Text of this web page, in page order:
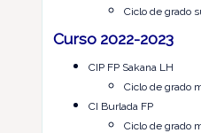
Ciclo de grado
Curso 2022-2023
CIP FP Sakana LH
Ciclo de grado
CI Burlada FP
Ciclo de grado